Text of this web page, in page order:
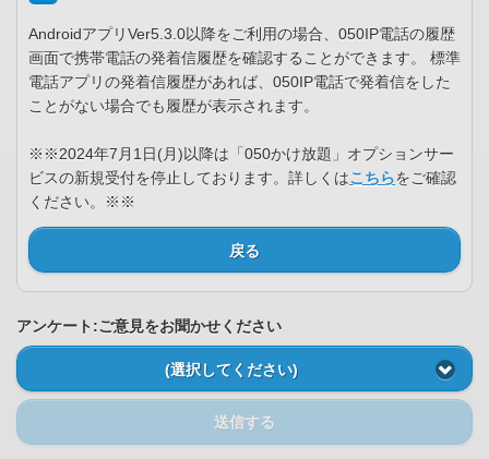
AndroidアプリVer5.3.0以降をご利用の場合、050IP電話の履歴
画面で携帯電話の発着信履歴を確認することができます。 標準
電話アプリの発着信履歴があれば、050IP電話で発着信をした
ことがない場合でも履歴が表示されます。
※※2024年7月1日(月)以降は「050かけ放題」オプションサー
ビスの新規受付を停止しております。詳しくはこちらをご確認
ください。※※
戻る
アンケート:ご意見をお聞かせください
(選択してください)
送信する